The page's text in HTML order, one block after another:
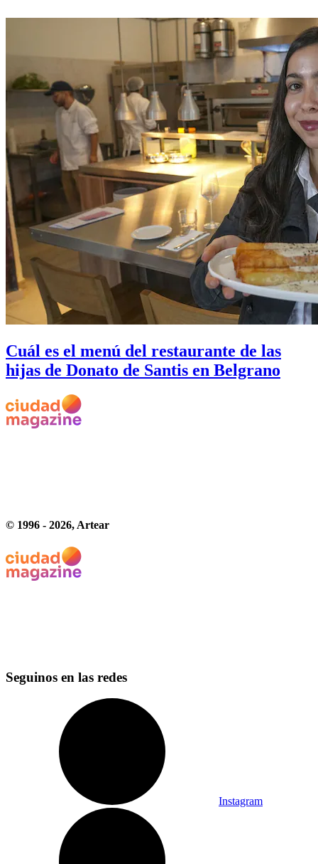
Cuál es el menú del restaurante de las
hijas de Donato de Santis en Belgrano
© 1996 - 2026, Artear
Seguinos en las redes
Instagram